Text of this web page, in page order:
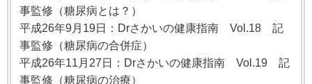
事監修（糖尿病とは？）
平成26年9月19日：Drさかいの健康指南 Vol.18 記
事監修（糖尿病の合併症）
平成26年11月27日：Drさかいの健康指南 Vol.19 記
事監修（糖尿病の治療）